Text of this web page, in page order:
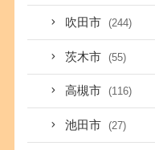
吹田市 (244)
茨木市 (55)
高槻市 (116)
池田市 (27)